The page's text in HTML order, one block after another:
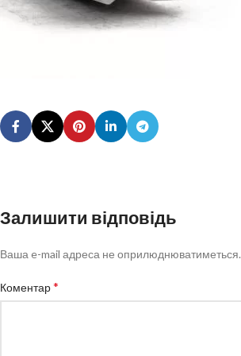
Залишити відповідь
Ваша e-mail адреса не оприлюднюватиметься.
Коментар*